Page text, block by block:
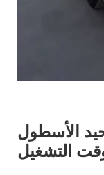
الأسطول
التشغيل